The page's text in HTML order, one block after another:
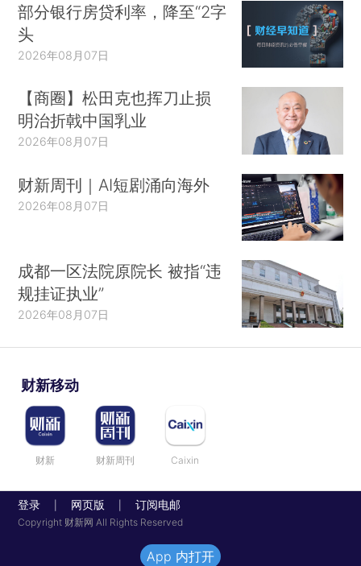
部分银行房贷利率，降至“2字
头
2026年08月07日
【商圈】松田克也挥刀止损
明治折戟中国乳业
2026年08月07日
财新周刊｜AI短剧涌向海外
2026年08月07日
成都一区法院原院长 被指“违
规挂证执业”
2026年08月07日
财新移动
财新 财新周刊 Caixin
登录 网页版 订阅电邮
Copyright 财新网 All Rights Reserved
App 内打开